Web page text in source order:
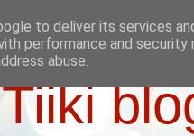
to deliver its services
performance and
abuse.